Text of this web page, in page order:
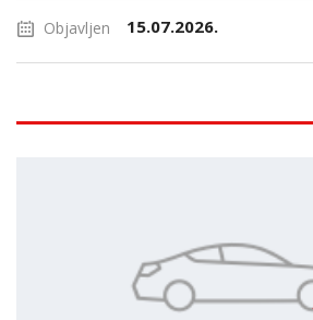
Objavljen 15.07.2026.